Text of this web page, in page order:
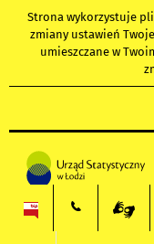
Strona wykorzystuje
zmiany ustawień
umieszczane w